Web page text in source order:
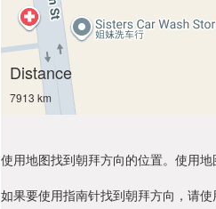
Distance
7913 km
使用地图找到朝拜方向的位置。使用
如果要使用指南针找到朝拜方向，请